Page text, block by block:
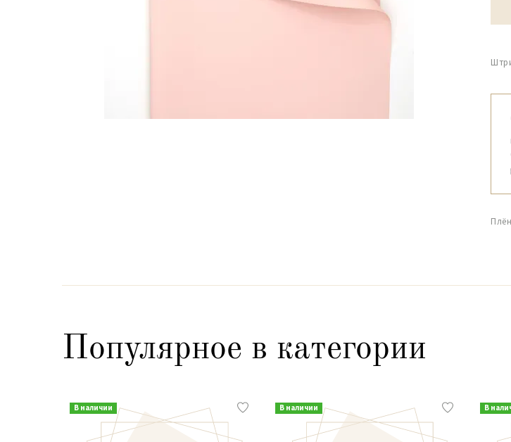
Популярное в категории
В наличии В наличии В